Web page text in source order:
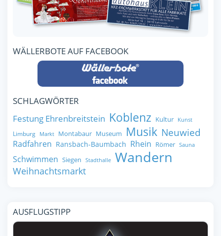
WÄLLERBOTE AUF FACEBOOK
SCHLAGWÖRTER
Festung Ehrenbreitstein Koblenz Kultur Kunst
Limburg Markt Montabaur Museum Musik Neuwied
Radfahren Ransbach-Baumbach Rhein Römer Sauna
Schwimmen Siegen Stadthalle Wandern
Weihnachtsmarkt
AUSFLUGSTIPP